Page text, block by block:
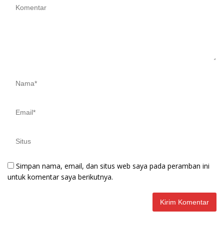
Simpan nama, email, dan situs web saya pada peramban ini
untuk komentar saya berikutnya.